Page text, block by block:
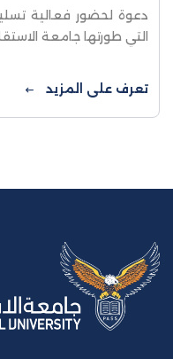
دعوة لحضور فعالية
التي طورتها جامعة
تعرف على المزيد